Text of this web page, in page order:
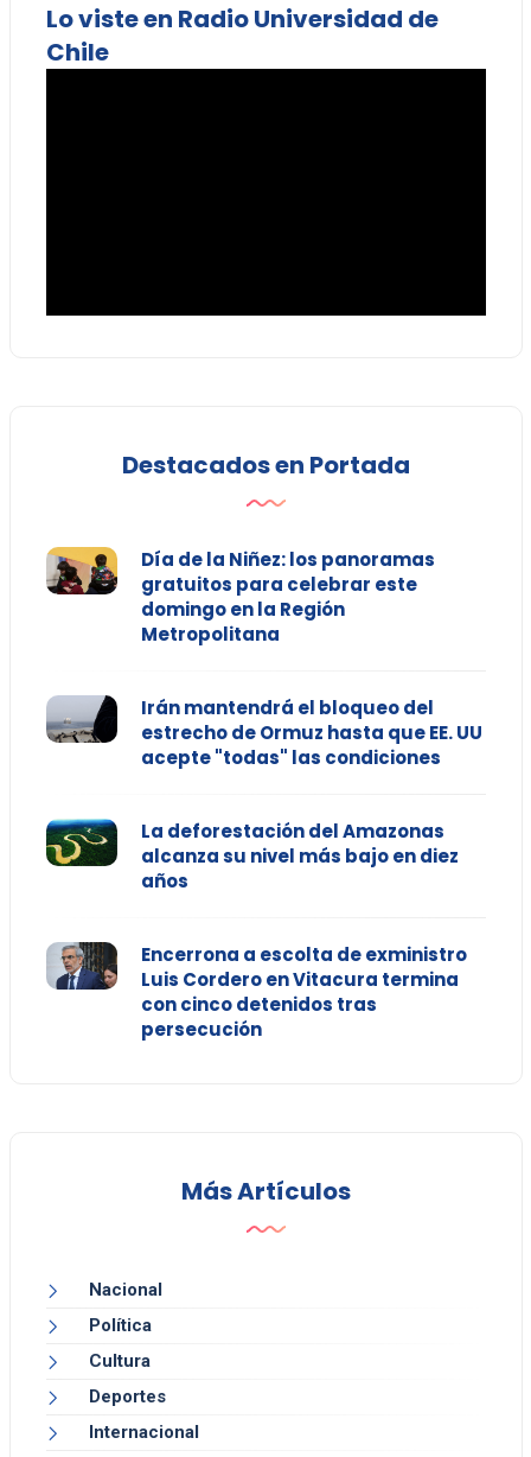
Lo viste en Radio Universidad de
Chile
Destacados en Portada
Día de la Niñez: los panoramas
gratuitos para celebrar este
domingo en la Región
Metropolitana
Irán mantendrá el bloqueo del
estrecho de Ormuz hasta que EE. UU
acepte "todas" las condiciones
La deforestación del Amazonas
alcanza su nivel más bajo en diez
años
Encerrona a escolta de exministro
Luis Cordero en Vitacura termina
con cinco detenidos tras
persecución
Más Artículos
Nacional
Política
Cultura
Deportes
Internacional